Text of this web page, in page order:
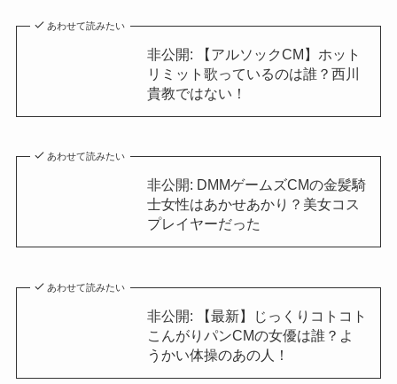
あわせて読みたい
非公開: 【アルソックCM】ホット
リミット歌っているのは誰？西川
貴教ではない！
あわせて読みたい
非公開: DMMゲームズCMの金髪騎
士女性はあかせあかり？美女コス
プレイヤーだった
あわせて読みたい
非公開: 【最新】じっくりコトコト
こんがりパンCMの女優は誰？よ
うかい体操のあの人！